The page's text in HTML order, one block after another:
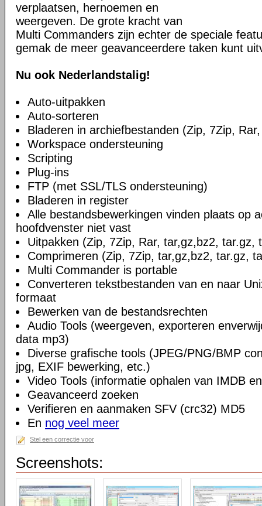
verplaatsen, hernoemen en
weergeven. De grote kracht van
Multi Commanders zijn echter de speciale
gemak de meer geavanceerdere taken kunt
Nu ook Nederlandstalig!
Auto-uitpakken
Auto-sorteren
Bladeren in archiefbestanden (Zip, 7Zip,
Workspace ondersteuning
Scripting
Plug-ins
FTP (met SSL/TLS ondersteuning)
Bladeren in register
Alle bestandsbewerkingen vinden plaats op
hoofdvenster niet vast
Uitpakken (Zip, 7Zip, Rar, tar,gz,bz2, tar.gz,
Comprimeren (Zip, 7Zip, tar,gz,bz2, tar.gz,
Multi Commander is portable
Converteren tekstbestanden van en naar
formaat
Bewerken van de bestandsrechten
Audio Tools (weergeven, exporteren
data mp3)
Diverse grafische tools (JPEG/PNG/BMP
jpg, EXIF bewerking, etc.)
Video Tools (informatie ophalen van IMDB
Geavanceerd zoeken
Verifieren en aanmaken SFV (crc32) MD5
En nog veel meer
Stel een correctie voor
Screenshots: